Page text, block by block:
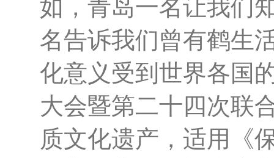
如，青岛一名让我们
名告诉我们曾有鹤生
化意义受到世界各国
大会暨第二十四次联
质文化遗产，适用《